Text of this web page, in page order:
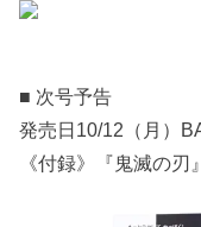
■ 次号予告
発売日10/12（月）
《付録》『鬼滅の